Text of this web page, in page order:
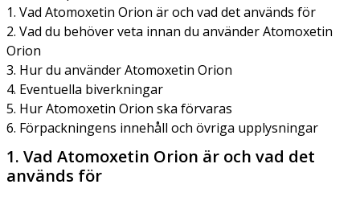
1. Vad Atomoxetin Orion är och vad det används för
2. Vad du behöver veta innan du använder Atomoxetin
Orion
3. Hur du använder Atomoxetin Orion
4. Eventuella biverkningar
5. Hur Atomoxetin Orion ska förvaras
6. Förpackningens innehåll och övriga upplysningar
1. Vad Atomoxetin Orion är och vad det
används för